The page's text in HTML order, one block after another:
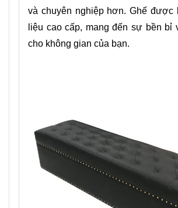
và chuyên nghiệp hơn. Ghế được
liệu cao cấp, mang đến sự bền bỉ
cho không gian của bạn.